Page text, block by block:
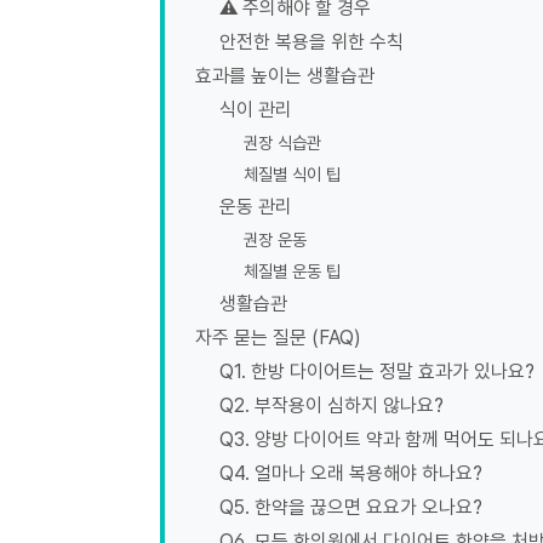
⚠️ 주의해야 할 경우
안전한 복용을 위한 수칙
효과를 높이는 생활습관
식이 관리
권장 식습관
체질별 식이 팁
운동 관리
권장 운동
체질별 운동 팁
생활습관
자주 묻는 질문 (FAQ)
Q1. 한방 다이어트는 정말 효과가 있나요?
Q2. 부작용이 심하지 않나요?
Q3. 양방 다이어트 약과 함께 먹어도 되나
Q4. 얼마나 오래 복용해야 하나요?
Q5. 한약을 끊으면 요요가 오나요?